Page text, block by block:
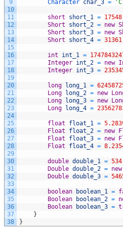
9
10
11
12
13
14
15
16
17
18
19
20
21
22
23
24
25
26
27
28
29
30
31
32
33
34
35
36
37
38
Character char_3 =
short short_1 = 17548
Short
short_2 = new
Short
short_3 = new
Short
short_4 = 31361
int int_1 =
Integer int_2 = new
Integer int_3 =
long long_1 =
Long
long_2 = new
Long
long_3 = new
Long
long_4 =
float float_1 =
Float
float_2 = new
Float
float_3 = new
Float
float_4 =
double double_1 =
Double double_2 = new
Double double_3 =
boolean boolean_1 =
Boolean
boolean_2 =
Boolean
boolean_3 =
}
}